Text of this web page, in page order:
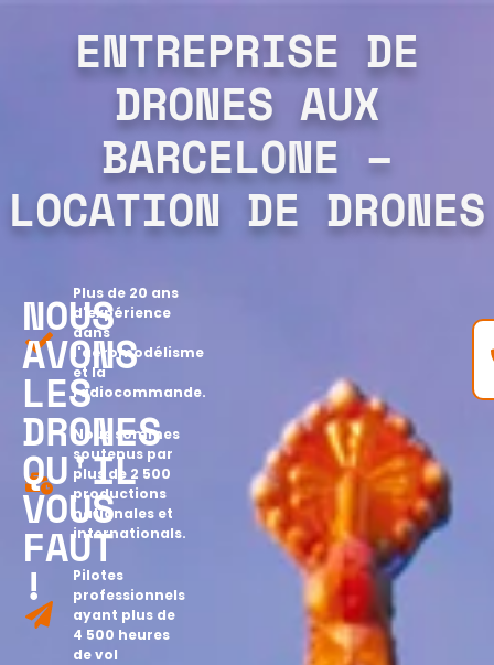
ENTREPRISE DE
DRONES AUX
BARCELONE –
LOCATION DE DRONES
Plus de 20 ans
d'expérience
dans
l'aéromodélisme
et la
radiocommande.
Nous sommes
soutenus par
plus de 2 500
productions
nationales et
internationals.
Pilotes
professionnels
ayant plus de
4 500 heures
de vol
NOUS
AVONS
LES
DRONES
QU'IL
VOUS
FAUT
!